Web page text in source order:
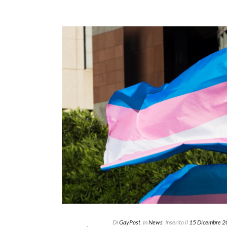
DiGayPost InNews Inserito il 15 Dicembre